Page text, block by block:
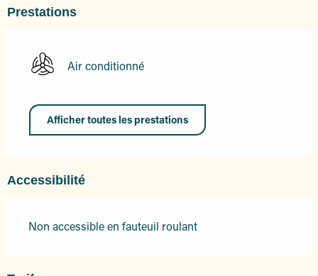
Prestations
Air conditionné
Afficher toutes les prestations
Accessibilité
Non accessible en fauteuil roulant